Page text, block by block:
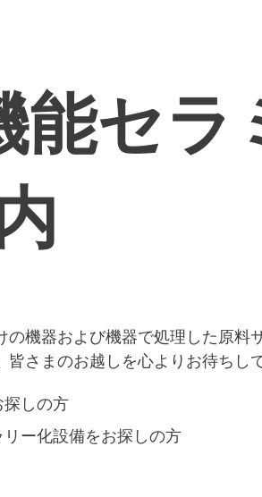
能セラ
機器および機器で処理した原
さまのお越しを心よりお待ちし
しの方
ー化設備をお探しの方